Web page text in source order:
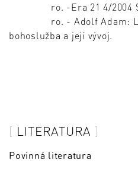
ro. -Era 21 4/2004
ro. - Adolf Adam:
bohoslužba a její vývoj.
LITERATURA
Povinná literatura